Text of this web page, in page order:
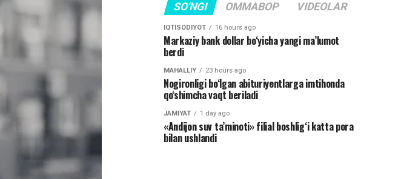
SO'NGI OMMABOP VIDEOLAR
IQTISODIYOT 16 hours ago
Markaziy bank dollar bo‘yicha yangi ma’lumot
berdi
MAHALLIY 23 hours ago
Nogironligi bo‘lgan abituriyentlarga imtihonda
qo‘shimcha vaqt beriladi
JAMIYAT 1 day ago
«Andijon suv ta’minoti» filial boshlig‘i katta pora
bilan ushlandi